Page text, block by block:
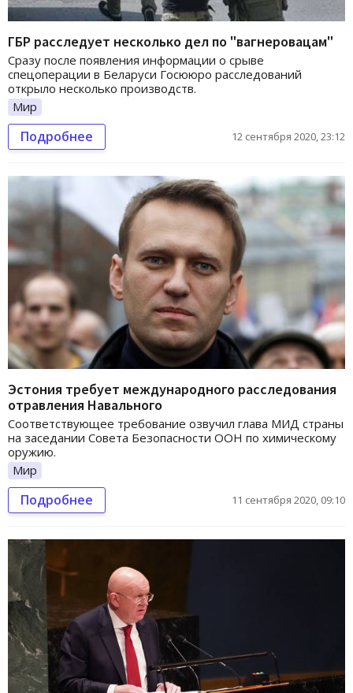
ГБР расследует несколько дел по "вагнеровацам"
Сразу после появления информации о срыве
спецоперации в Беларуси Госююро расследований
открыло несколько производств.
Мир
Подробнее 12 сентября 2020, 23:12
Эстония требует международного расследования
отравления Навального
Соответствующее требование озвучил глава МИД страны
на заседании Совета Безопасности ООН по химическому
оружию.
Мир
Подробнее 11 сентября 2020, 09:10